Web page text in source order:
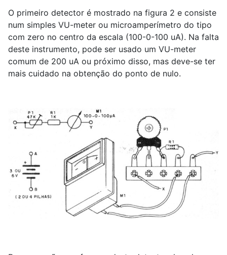
O primeiro detector é mostrado na figura 2 e consiste
num simples VU-meter ou microamperímetro do tipo
com zero no centro da escala (100-0-100 uA). Na falta
deste instrumento, pode ser usado um VU-meter
comum de 200 uA ou próximo disso, mas deve-se ter
mais cuidado na obtenção do ponto de nulo.